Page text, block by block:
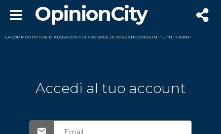
OpinionCity
LA COMMUNITY CHE DIALOGA CON CHI PRODUCE LE COSE CHE CONSUMI TUTTI I GIORNI
Accedi al tuo account